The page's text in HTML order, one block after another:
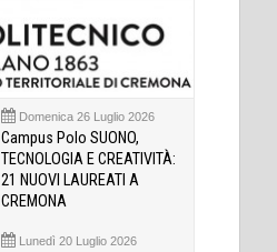
Domenica 26 Luglio 2026
Campus Polo SUONO,
TECNOLOGIA E CREATIVITÀ:
21 NUOVI LAUREATI A
CREMONA
Lunedì 20 Luglio 2026